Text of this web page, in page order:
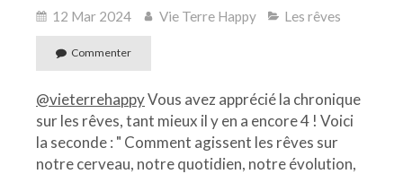
12 Mar 2024 Vie Terre Happy Les rêves
Commenter
@vieterrehappyVous avez apprécié la chronique
sur les rêves, tant mieux il y en a encore 4 ! Voici
la seconde : " Comment agissent les rêves sur
notre cerveau, notre quotidien, notre évolution,